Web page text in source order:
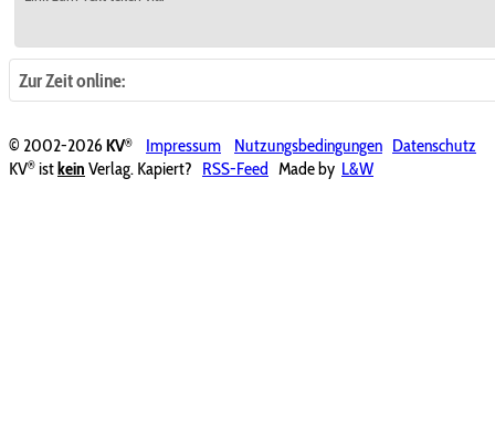
Zur Zeit online:
© 2002-2026KV® Impressum Nutzungsbedingungen Datenschutz
KV® ist kein Verlag. Kapiert? RSS-Feed Made by L&W